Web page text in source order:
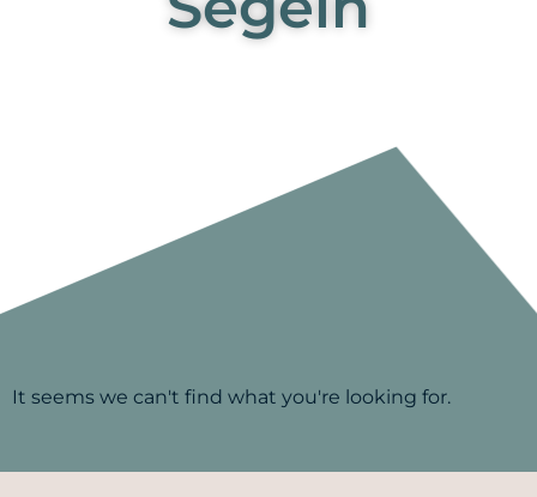
It seems we can't find what you're looking for.